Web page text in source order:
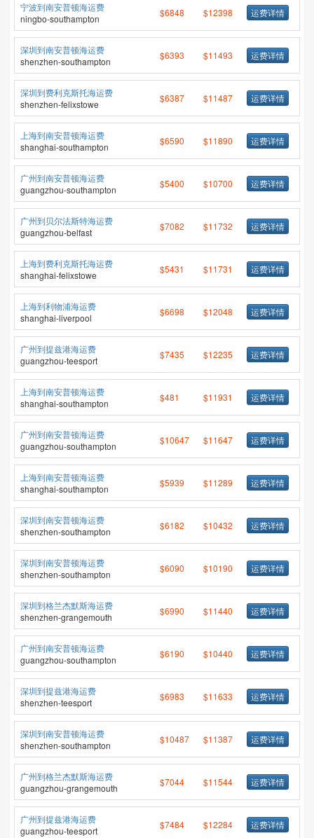
宁波到南安普顿海运费
ningbo-southampton
$6848 $12398 运费详情
深圳到南安普顿海运费
shenzhen-southampton
$6393 $11493 运费详情
深圳到费利克斯托海运费
shenzhen-felixstowe
$6387 $11487 运费详情
上海到南安普顿海运费
shanghai-southampton
$6590 $11890 运费详情
广州到南安普顿海运费
guangzhou-southampton
$5400 $10700 运费详情
广州到贝尔法斯特海运费
guangzhou-belfast
$7082 $11732 运费详情
上海到费利克斯托海运费
shanghai-felixstowe
$5431 $11731 运费详情
上海到利物浦海运费
shanghai-liverpool
$6698 $12048 运费详情
广州到提兹港海运费
guangzhou-teesport
$7435 $12235 运费详情
上海到南安普顿海运费
shanghai-southampton
$481 $11931 运费详情
广州到南安普顿海运费
guangzhou-southampton
$10647 $11647 运费详情
上海到南安普顿海运费
shanghai-southampton
$5939 $11289 运费详情
深圳到南安普顿海运费
shenzhen-southampton
$6182 $10432 运费详情
深圳到南安普顿海运费
shenzhen-southampton
$6090 $10190 运费详情
深圳到格兰杰默斯海运费
shenzhen-grangemouth
$6990 $11440 运费详情
广州到南安普顿海运费
guangzhou-southampton
$6190 $10440 运费详情
深圳到提兹港海运费
shenzhen-teesport
$6983 $11633 运费详情
深圳到南安普顿海运费
shenzhen-southampton
$10487 $11387 运费详情
广州到格兰杰默斯海运费
guangzhou-grangemouth
$7044 $11544 运费详情
广州到提兹港海运费
guangzhou-teesport
$7484 $12284 运费详情